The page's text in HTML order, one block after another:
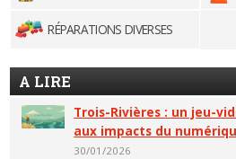
RÉPARATIONS DIVERSES
A LIRE
Trois-Rivières : un jeu-
aux impacts du
30/01/2026